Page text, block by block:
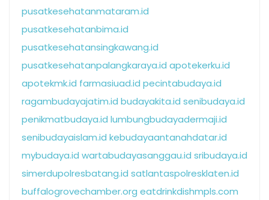
pusatkesehatanmataram.id
pusatkesehatanbima.id
pusatkesehatansingkawang.id
pusatkesehatanpalangkaraya.id apotekerku.id
apotekmk.id farmasiuad.id pecintabudaya.id
ragambudayajatim.id budayakita.id senibudaya.id
penikmatbudaya.id lumbungbudayadermaji.id
senibudayaislam.id kebudayaantanahdatar.id
mybudaya.id wartabudayasanggau.id sribudaya.id
simerdupolresbatang.id satlantaspolresklaten.id
buffalogrovechamber.org eatdrinkdishmpls.com